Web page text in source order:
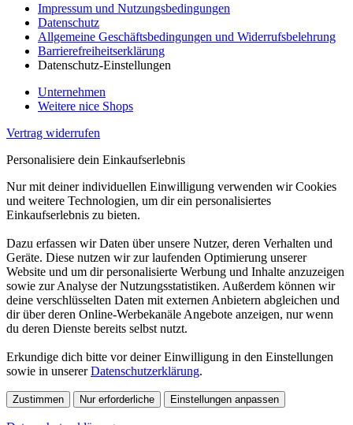
Impressum und Nutzungsbedingungen
Datenschutz
Allgemeine Geschäftsbedingungen und Widerrufsbelehrung
Barrierefreiheitserklärung
Datenschutz-Einstellungen
Unternehmen
Weitere nice Shops
Vertrag widerrufen
Personalisiere dein Einkaufserlebnis
Nur mit deiner individuellen Einwilligung verwenden wir Cookies
und weitere Technologien, um dir ein personalisiertes
Einkaufserlebnis zu bieten.
Dazu erfassen wir Daten über unsere Nutzer, deren Verhalten und
Geräte. Diese nutzen wir zur laufenden Optimierung unserer
Website und um dir personalisierte Werbung und Inhalte anzuzeigen
sowie zur Analyse der Nutzungsstatistiken. Außerdem können wir
deine verschlüsselten Daten mit externen Anbietern abgleichen und
dir über deren Online-Werbekanäle Angebote anzeigen, nur wenn
du deren Dienste bereits selbst nutzt.
Erkundige dich bitte vor deiner Einwilligung in den Einstellungen
sowie in unsererDatenschutzerklärung.
Zustimmen Nur erforderliche Einstellungen anpassen